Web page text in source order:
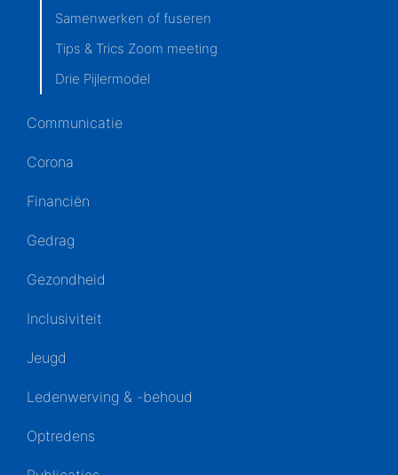
Samenwerken of fuseren
Tips & Trics Zoom meeting
Drie Pijlermodel
Communicatie
Corona
Financiën
Gedrag
Gezondheid
Inclusiviteit
Jeugd
Ledenwerving & -behoud
Optredens